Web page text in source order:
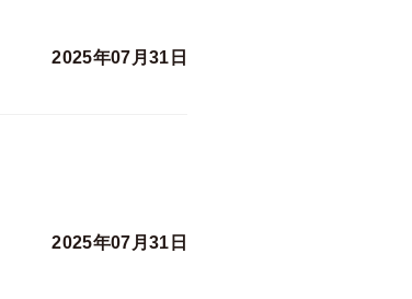
2025年07月31日
2025年07月31日